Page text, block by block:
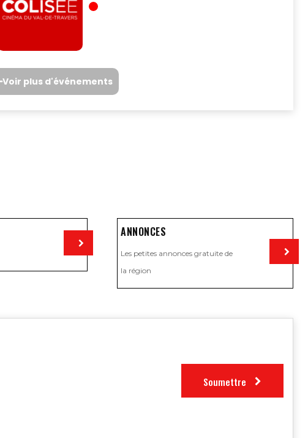
Voir plus d'événements
ANNONCES
Les petites annonces gratuite de
la région
Soumettre